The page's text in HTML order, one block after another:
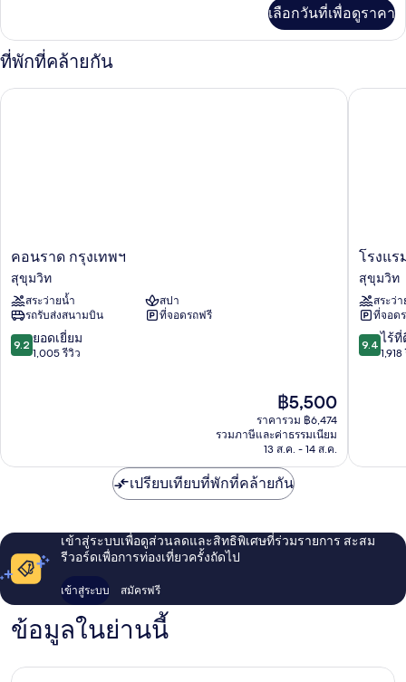
เตียง
เกี่ยว
กับ
ห้อง
เตียง
เลือกวันที่เพื่อดูราคา
ที่พักที่คล้ายกัน
คอน
ราด
กรุงเทพฯ
สุขุมวิท
คอนราด กรุงเทพฯ
สุขุมวิท
สระว่ายน้ำ
สปา
รถรับส่งสนามบิน
ที่จอดรถฟรี
9.2
จาก
9.2 ยอดเยี่ยม
1,005 รีวิว
ราคา
ปัจจุบัน
คือ
฿5,500
฿5,500
ราคารวม ฿6,474
รวมภาษีและค่าธรรมเนียม
13 ส.ค. - 14 ส.ค.
คอนราด กรุงเทพฯ
โรงแรม
เดอะ
แลนด์
มาร์ค
กรุงเทพ
สุขุมวิท
โรงแร
สุขุมวิท
สระว่
ที่จอด
9.4
จาก
9.4 ไร้ที่
โรงแรม
เปรียบเทียบที่พักที่คล้ายกัน
เข้าสู่ระบบเพื่อดูส่วนลดและสิทธิพิเศษที่ร่วมรายการ สะสม
รีวอร์ดเพื่อการท่องเที่ยวครั้งถัดไป
เข้าสู่ระบบ สมัครฟรี
ข้อมูลในย่านนี้